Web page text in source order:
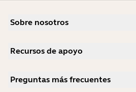
Sobre nosotros
Carreras profesionales
Noticias y notas de prensa
Recursos de apoyo
Manuales de usuario
Preguntas más frecuentes